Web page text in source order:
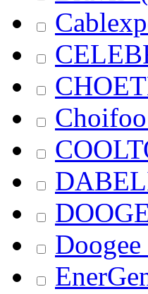
Choifoo
Doogee